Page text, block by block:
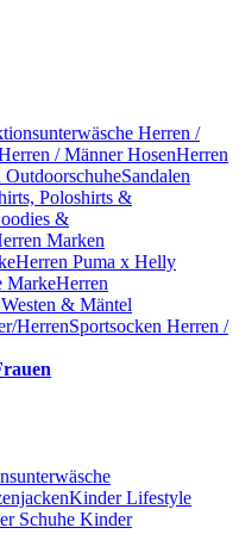
Herren /
/ Männer HosenHerren
OutdoorschuheSandalen
Poloshirts &
&
Marken
Herren Puma x Helly
MarkeHerren
& Mäntel
HerrenSportsocken Herren /
Kinder Lifestyle
Schuhe Kinder